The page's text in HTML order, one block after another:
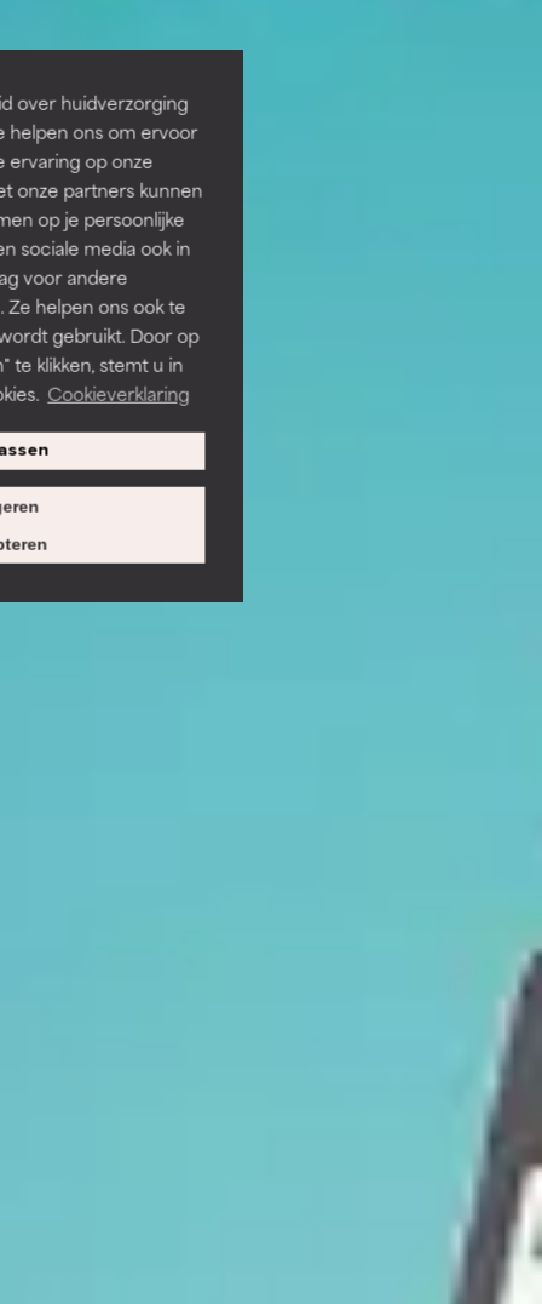
over huidverzorging
helpen ons om ervoor
ervaring op onze
onze partners kunnen
op je persoonlijke
sociale media ook in
voor andere
helpen ons ook te
gebruikt. Door op
te klikken, stemt u in
Cookieverklaring